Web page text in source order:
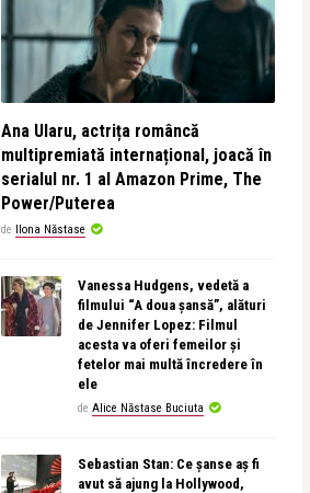
Ana Ularu, actrița româncă
multipremiată internațional, joacă în
serialul nr. 1 al Amazon Prime, The
Power/Puterea
de Ilona Năstase
Vanessa Hudgens, vedetă a
filmului “A doua șansă”, alături
de Jennifer Lopez: Filmul
acesta va oferi femeilor și
fetelor mai multă încredere în
ele
de Alice Năstase Buciuta
Sebastian Stan: Ce șanse aș fi
avut să ajung la Hollywood,